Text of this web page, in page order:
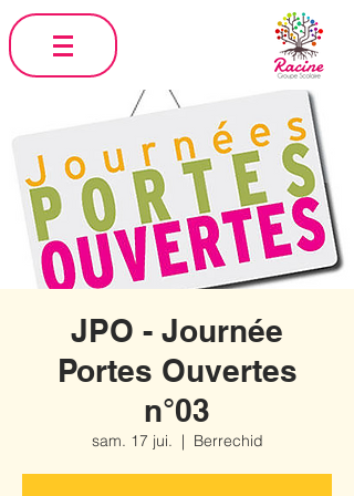
JPO - Journée
Portes Ouvertes
n°03
sam. 17 jui.
  |
Berrechid